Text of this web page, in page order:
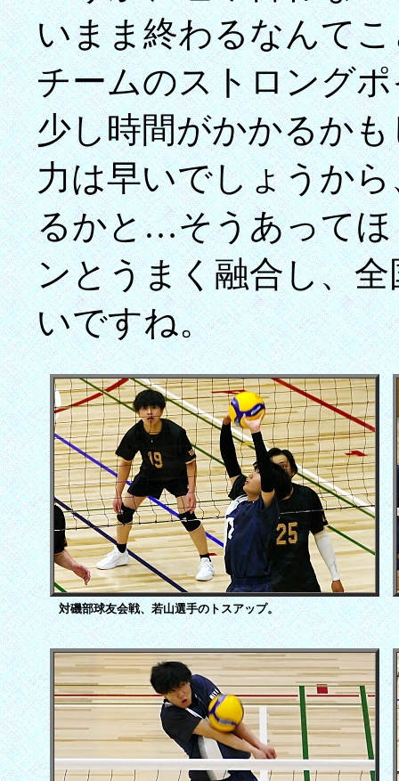
いまま終わるなんて
チームのストロング
少し時間がかかるか
力は早いでしょうか
るかと…そうあってほ
ンとうまく融合し、
いですね。
対磯部球友会戦、若山選手のトスアップ。